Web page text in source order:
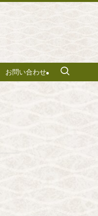
お問い合わせ